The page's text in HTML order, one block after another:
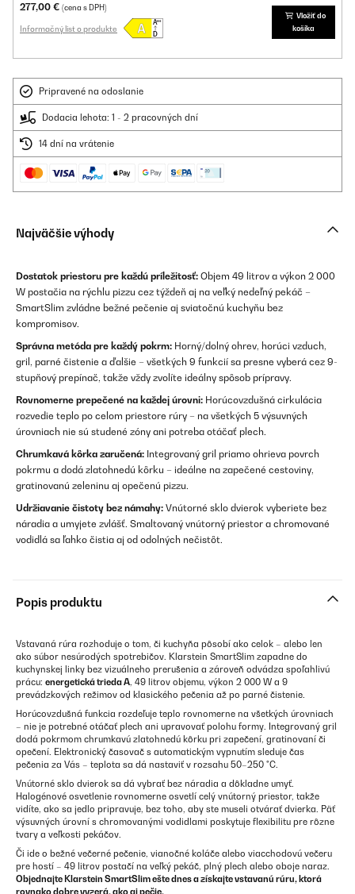
277,00 € (cena s DPH)
Informačný list o produkte
Vložiť do
košíka
Pripravené na odoslanie
Dodacia lehota: 1 - 2 pracovných dní
14 dní na vrátenie
Najväčšie výhody
Dostatok priestoru pre každú príležitosť: Objem 49 litrov a výkon 2 000
W postačia na rýchlu pizzu cez týždeň aj na veľký nedeľný pekáč –
SmartSlim zvládne bežné pečenie aj sviatočnú kuchyňu bez
kompromisov.
Správna metóda pre každý pokrm: Horný/dolný ohrev, horúci vzduch,
gril, parné čistenie a ďalšie – všetkých 9 funkcií sa presne vyberá cez 9-
stupňový prepínač, takže vždy zvolíte ideálny spôsob prípravy.
Rovnomerne prepečené na každej úrovni: Horúcovzdušná cirkulácia
rozvedie teplo po celom priestore rúry – na všetkých 5 výsuvných
úrovniach nie sú studené zóny ani potreba otáčať plech.
Chrumkavá kôrka zaručená: Integrovaný gril priamo ohrieva povrch
pokrmu a dodá zlatohnedú kôrku – ideálne na zapečené cestoviny,
gratinovanú zeleninu aj opečenú pizzu.
Udržiavanie čistoty bez námahy: Vnútorné sklo dvierok vyberiete bez
náradia a umyjete zvlášť. Smaltovaný vnútorný priestor a chromované
vodidlá sa ľahko čistia aj od odolných nečistôt.
Popis produktu
Vstavaná rúra rozhoduje o tom, či kuchyňa pôsobí ako celok – alebo len
ako súbor nesúrodých spotrebičov. Klarstein SmartSlim zapadne do
kuchynskej linky bez vizuálneho prerušenia a zároveň odvádza spoľahlivú
prácu: energetická trieda A, 49 litrov objemu, výkon 2 000 W a 9
prevádzkových režimov od klasického pečenia až po parné čistenie.
Horúcovzdušná funkcia rozdeľuje teplo rovnomerne na všetkých úrovniach
– nie je potrebné otáčať plech ani upravovať polohu formy. Integrovaný gril
dodá pokrmom chrumkavú zlatohnedú kôrku pri zapečení, gratinovaní či
opečení. Elektronický časovač s automatickým vypnutím sleduje čas
pečenia za Vás – teplota sa dá nastaviť v rozsahu 50–250 °C.
Vnútorné sklo dvierok sa dá vybrať bez náradia a dôkladne umyť.
Halogénové osvetlenie rovnomerne osvetlí celý vnútorný priestor, takže
vidíte, ako sa jedlo pripravuje, bez toho, aby ste museli otvárať dvierka. Päť
výsuvných úrovní s chromovanými vodidlami poskytuje flexibilitu pre rôzne
tvary a veľkosti pekáčov.
Či ide o bežné večerné pečenie, vianočné koláče alebo viacchodovú večeru
pre hostí – 49 litrov postačí na veľký pekáč, plný plech alebo oboje naraz.
Objednajte Klarstein SmartSlim ešte dnes a získajte vstavanú rúru, ktorá
rovnako dobre vyzerá, ako aj pečie.